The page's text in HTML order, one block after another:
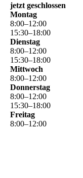
jetzt geschlossen
Montag
8:00–12:00
15:30–18:00
Dienstag
8:00–12:00
15:30–18:00
Mittwoch
8:00–12:00
Donnerstag
8:00–12:00
15:30–18:00
Freitag
8:00–12:00